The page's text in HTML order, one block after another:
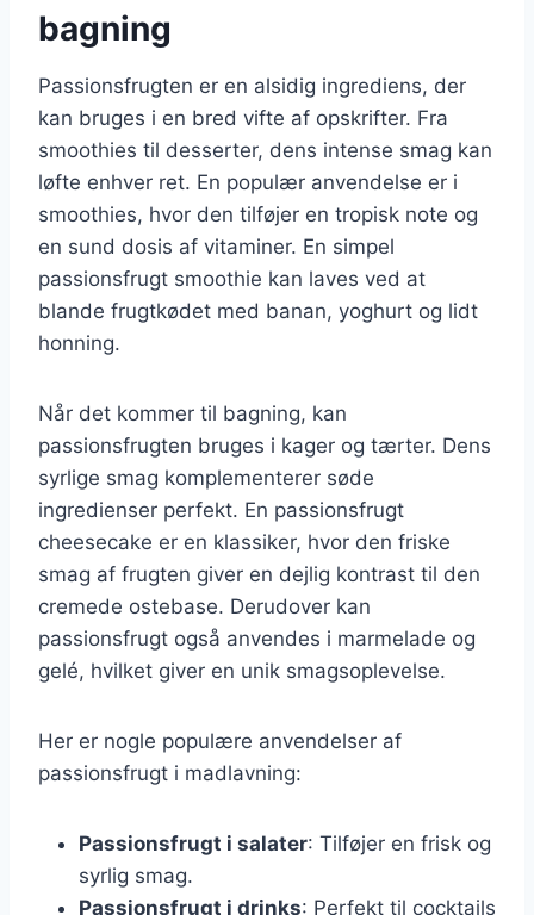
bagning
Passionsfrugten er en alsidig ingrediens, der
kan bruges i en bred vifte af opskrifter. Fra
smoothies til desserter, dens intense smag kan
løfte enhver ret. En populær anvendelse er i
smoothies, hvor den tilføjer en tropisk note og
en sund dosis af vitaminer. En simpel
passionsfrugt smoothie kan laves ved at
blande frugtkødet med banan, yoghurt og lidt
honning.
Når det kommer til bagning, kan
passionsfrugten bruges i kager og tærter. Dens
syrlige smag komplementerer søde
ingredienser perfekt. En passionsfrugt
cheesecake er en klassiker, hvor den friske
smag af frugten giver en dejlig kontrast til den
cremede ostebase. Derudover kan
passionsfrugt også anvendes i marmelade og
gelé, hvilket giver en unik smagsoplevelse.
Her er nogle populære anvendelser af
passionsfrugt i madlavning:
Passionsfrugt i salater: Tilføjer en frisk og
syrlig smag.
Passionsfrugt i drinks: Perfekt til cocktails